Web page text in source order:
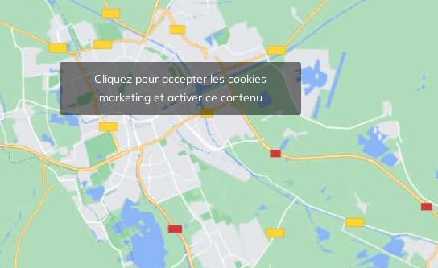
Cliquez pour accepter les cookies
marketing et activer ce contenu